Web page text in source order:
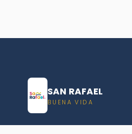
SAN RAFAEL
BUENA VIDA